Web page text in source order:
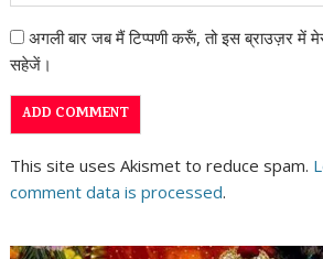
अगली बार जब मैं टिप्पणी करूँ, तो इस ब्राउज़र में
सहेजें।
This site uses Akismet to reduce spam.
comment data is processed.